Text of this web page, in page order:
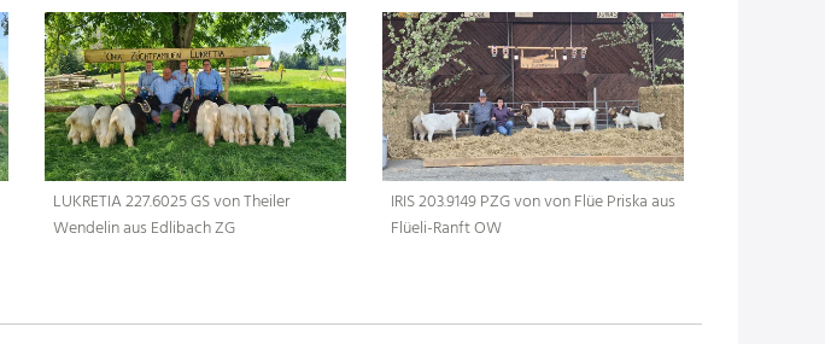
LUKRETIA 227.6025 GS von Theiler
Wendelin aus Edlibach ZG
IRIS 203.9149 PZG von von Flüe Priska aus
Flüeli-Ranft OW